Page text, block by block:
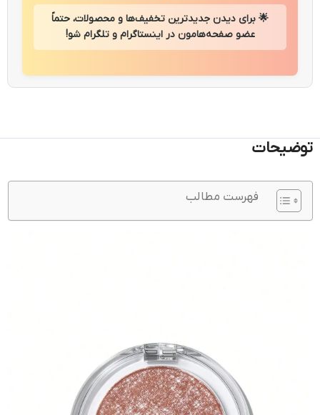
🌟 برای دیدن جدیدترین تخفیف‌ها و محصولات، حتماً
عضو صفحه‌هامون در اینستاگرام و تلگرام شو!
توضیحات
فهرست مطالب